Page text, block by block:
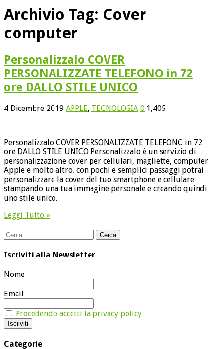
Archivio Tag: Cover
computer
Personalizzalo COVER
PERSONALIZZATE TELEFONO in 72
ore DALLO STILE UNICO
4 Dicembre 2019 APPLE, TECNOLOGIA 0 1,405
Personalizzalo COVER PERSONALIZZATE TELEFONO in 72
ore DALLO STILE UNICO Personalizzalo è un servizio di
personalizzazione cover per cellulari, magliette, computer
Apple e molto altro, con pochi e semplici passaggi potrai
personalizzare la cover del tuo smartphone e cellulare
stampando una tua immagine personale e creando quindi
uno stile unico.
Leggi Tutto »
Ricerca
per:
Iscriviti alla Newsletter
Nome
Email
Procedendo accetti la privacy policy
Categorie